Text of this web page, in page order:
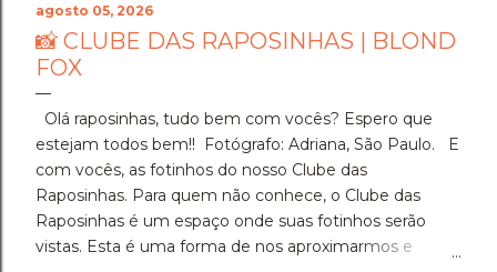
agosto 05, 2026
📸 CLUBE DAS RAPOSINHAS | BLOND
FOX
Olá raposinhas, tudo bem com vocês? Espero que
estejam todos bem!! Fotógrafo: Adriana, São Paulo. E
com vocês, as fotinhos do nosso Clube das
Raposinhas. Para quem não conhece, o Clube das
Raposinhas é um espaço onde suas fotinhos serão
vistas. Esta é uma forma de nos aproximarmos e